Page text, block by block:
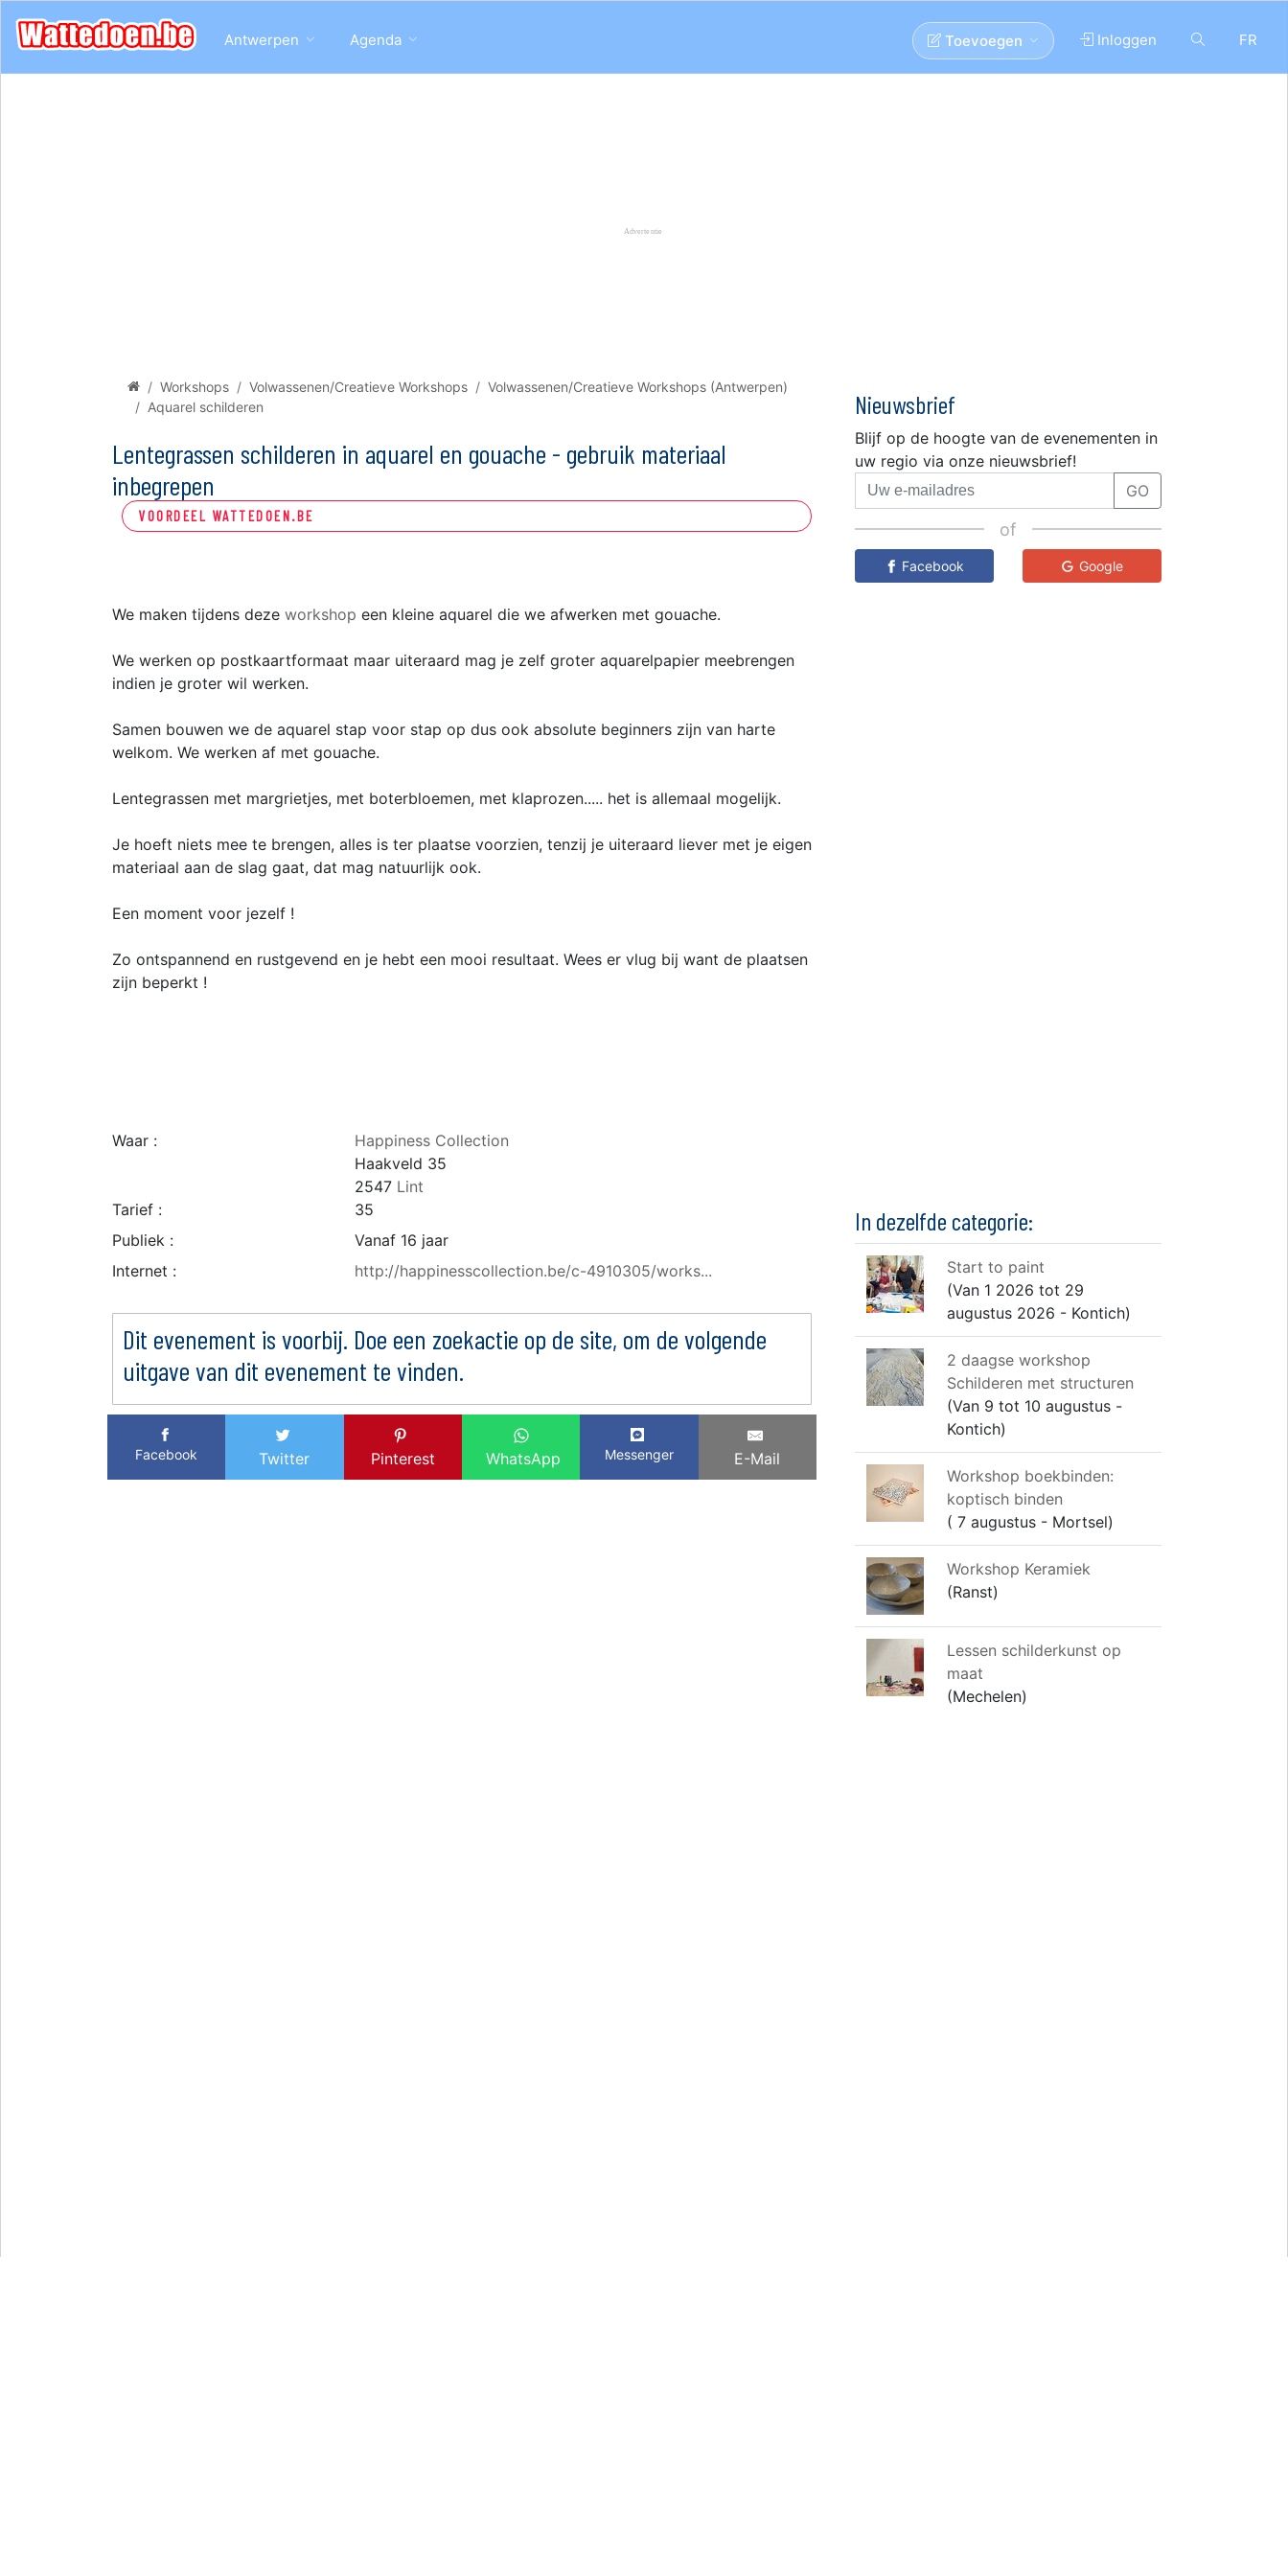
Antwerpen Agenda FR
Inloggen
Toevoegen
Workshops Volwassenen/Creatieve Workshops
Volwassenen/Creatieve Workshops (Antwerpen)
Aquarel schilderen
Lentegrassen schilderen in aquarel en gouache - gebruik materiaal
inbegrepen
VOORDEEL WATTEDOEN.BE
We maken tijdens deze workshop een kleine aquarel die we afwerken met gouache.
We werken op postkaartformaat maar uiteraard mag je zelf groter aquarelpapier meebrengen
indien je groter wil werken.
Samen bouwen we de aquarel stap voor stap op dus ook absolute beginners zijn van harte
welkom. We werken af met gouache.
Lentegrassen met margrietjes, met boterbloemen, met klaprozen..... het is allemaal mogelijk.
Je hoeft niets mee te brengen, alles is ter plaatse voorzien, tenzij je uiteraard liever met je eigen
materiaal aan de slag gaat, dat mag natuurlijk ook.
Een moment voor jezelf !
Zo ontspannend en rustgevend en je hebt een mooi resultaat. Wees er vlug bij want de plaatsen
zijn beperkt !
Waar :
Happiness Collection
Haakveld 35
2547 Lint
Tarief :
35
Publiek :
Vanaf 16 jaar
Internet :
http://happinesscollection.be/c-4910305/works...
Dit evenement is voorbij. Doe een zoekactie op de site, om de volgende
uitgave van dit evenement te vinden.
Facebook Twitter Pinterest WhatsApp Messenger E-Mail
Nieuwsbrief
Blijf op de hoogte van de evenementen in
uw regio via onze nieuwsbrief!
GO
of
Facebook Google
In dezelfde categorie:
Start to paint
(Van 1 2026 tot 29
augustus 2026 - Kontich)
2 daagse workshop
Schilderen met structuren
(Van 9 tot 10 augustus -
Kontich)
Workshop boekbinden:
koptisch binden
( 7 augustus - Mortsel)
Workshop Keramiek
(Ranst)
Lessen schilderkunst op
maat
(Mechelen)